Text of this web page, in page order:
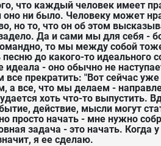
что каждый человек имеет
ни было. Человеку может
но то, что он об этом
Да и сами мы для себя -
то мы между собой
песню до какого-то идеального
идеала - оно обычно не
все прекратить: "Вот сейчас
а все, что мы делаем -
хоть что-то выпустить.
действие, мысли могут
просто начать - мне нужно
задача - это начать. Когда
я ее сделаю.